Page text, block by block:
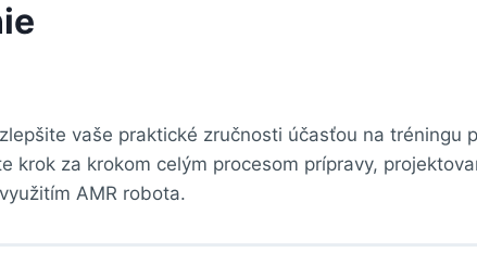
vaše praktické zručnosti účasťou na tréningu
krok za krokom celým procesom prípravy,
AMR robota.